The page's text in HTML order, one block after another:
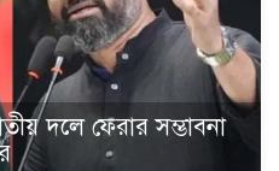
দলে ফেরার সম্ভাবনা